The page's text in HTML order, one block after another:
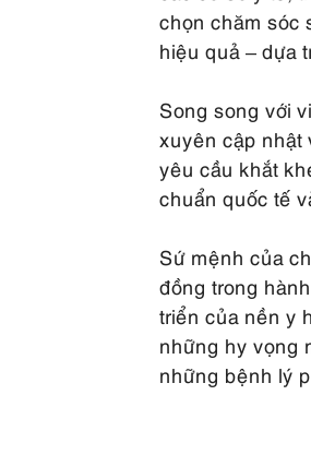
chọn chăm sóc
hiệu quả – dựa
Song song với
xuyên cập nhật
yêu cầu khắt
chuẩn quốc tế
Sứ mệnh của
đồng trong
triển của nền y
những hy vọng
những bệnh lý